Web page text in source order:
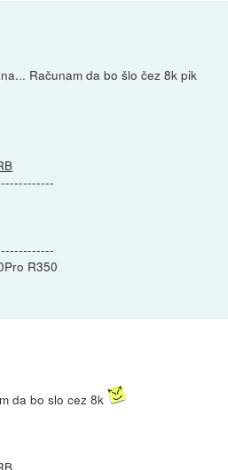
Računam da bo šlo čez 8k pik
R350
da bo slo cez 8k